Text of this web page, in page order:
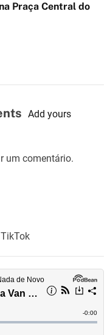
Praça Central do
Add yours
um comentário.
TikTok